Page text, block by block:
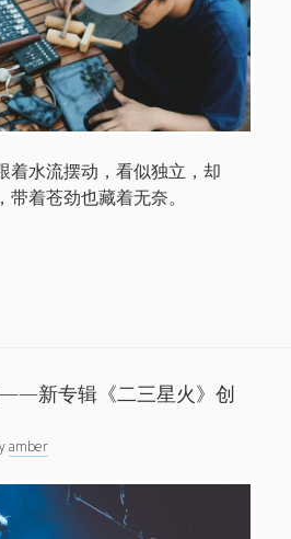
着水流摆动，看似独立，却
带着苍劲也藏着无奈。
新专辑《二三星火》创
amber